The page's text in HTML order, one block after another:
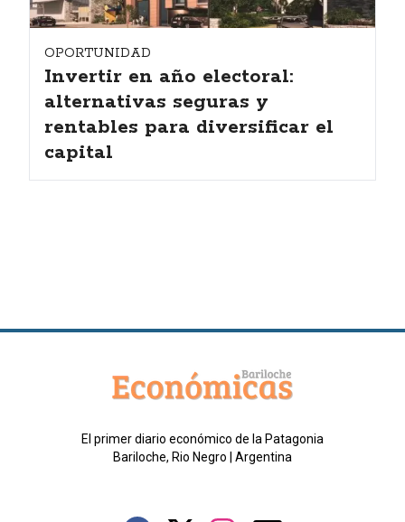
OPORTUNIDAD
Invertir en año electoral:
alternativas seguras y
rentables para diversificar el
capital
El primer diario económico de la Patagonia
Bariloche, Rio Negro | Argentina